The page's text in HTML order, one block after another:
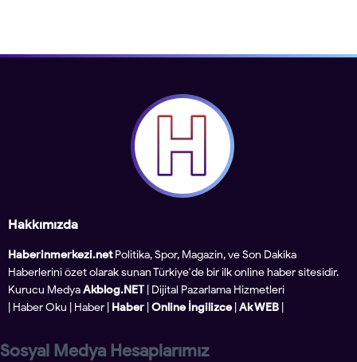
Hakkımızda
Haberinmerkezi.netPolitika, Spor, Magazin, ve Son Dakika
Haberlerini özet olarak sunan Türkiye'de bir ilk online haber sitesidir.
Kurucu MedyaAkblog.NET | Dijital Pazarlama Hizmetleri
Haber Oku Haber Haber Online İngilizce Ak WEB
Sosyal Medya Hesaplarımız